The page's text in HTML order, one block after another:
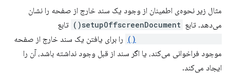
مثال زیر نحوه‌ی اطمینان از وجود یک سند خارج از صفحه را نشان
می‌دهد. تابع setupOffscreenDocument() تابع
را برای یافتن یک سند خارج از صفحه
موجود فراخوانی می‌کند، یا اگر سند از قبل وجود نداشته باشد، آن را
ایجاد می‌کند.